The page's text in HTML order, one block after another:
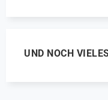
UND NOCH